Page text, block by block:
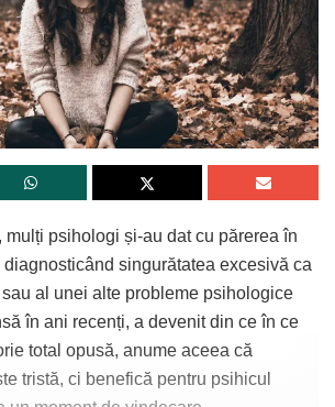
mulți psihologi și-au dat cu părerea în
singurătatea excesivă ca
al unei alte probleme psihologice
în ani recenți, a devenit din ce în ce
total opusă, anume aceea că
tristă, ci benefică pentru psihicul